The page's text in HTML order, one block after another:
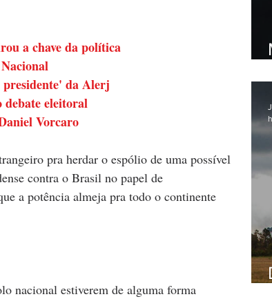
a chave da política
da Alerj
debate eleitoral
Vorcaro
pra herdar o espólio de uma possível
contra o Brasil no papel de
a potência almeja pra todo o continente
nacional estiverem de alguma forma